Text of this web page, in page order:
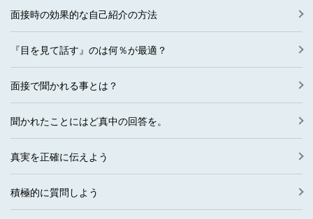
面接時の効果的な自己紹介の方法
『目を見て話す』のは何％が最適？
面接で聞かれる事とは？
聞かれたことにはど真中の回答を。
真実を正確に伝えよう
積極的に質問しよう